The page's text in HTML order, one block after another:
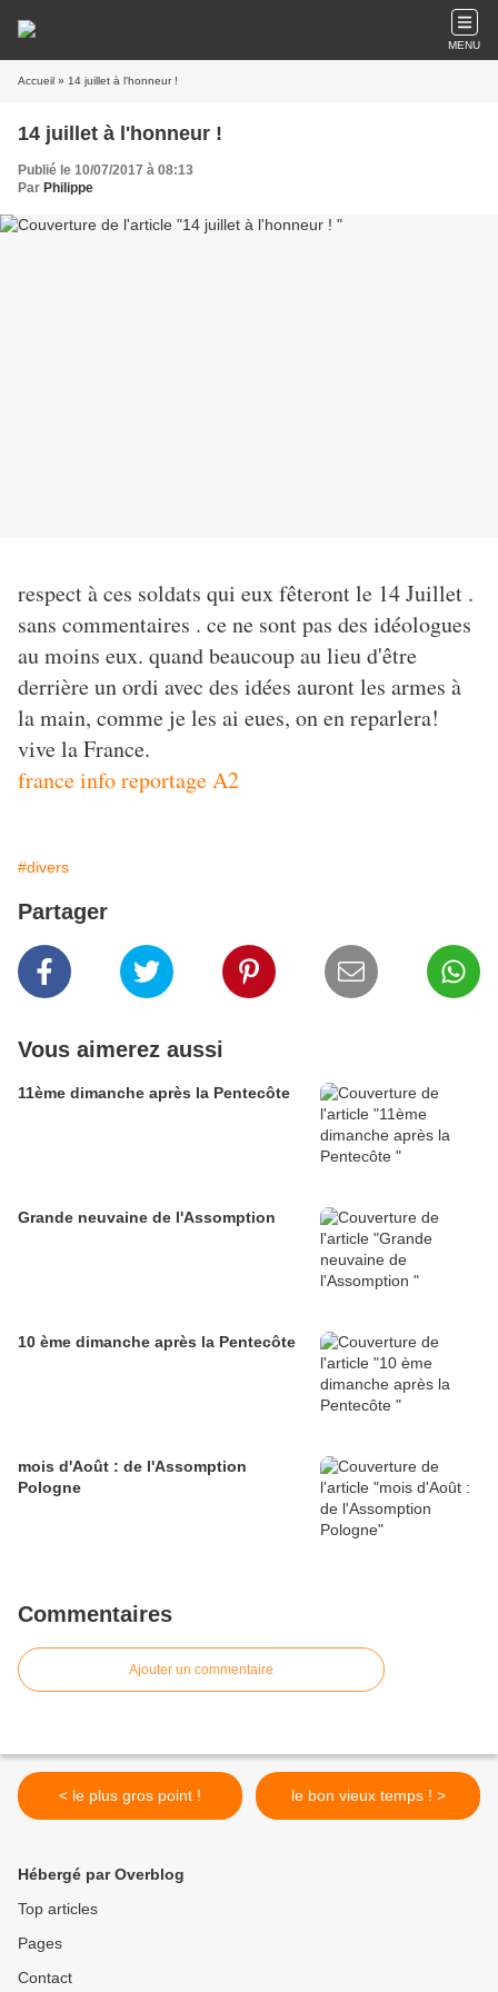
MENU
Accueil » 14 juillet à l'honneur !
14 juillet à l'honneur !
Publié le 10/07/2017 à 08:13
Par Philippe
respect à ces soldats qui eux fêteront le 14 Juillet .
sans commentaires . ce ne sont pas des idéologues
au moins eux. quand beaucoup au lieu d'être
derrière un ordi avec des idées auront les armes à
la main, comme je les ai eues, on en reparlera!
vive la France.
france info reportage A2
#divers
Partager
Vous aimerez aussi
11ème dimanche après la Pentecôte
Grande neuvaine de l'Assomption
10 ème dimanche après la Pentecôte
mois d'Août : de l'Assomption
Pologne
Commentaires
Ajouter un commentaire
< le plus gros point ! le bon vieux temps ! >
Hébergé par Overblog
Top articles
Pages
Contact